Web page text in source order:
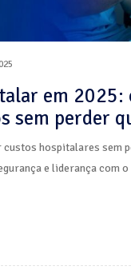
em 2025:
sem perder
hospitalares sem
e liderança com